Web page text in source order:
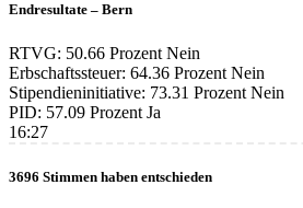
Endresultate – Bern
RTVG: 50.66 Prozent Nein
Erbschaftssteuer: 64.36 Prozent Nein
Stipendieninitiative: 73.31 Prozent Nein
PID: 57.09 Prozent Ja
16:27
3696 Stimmen haben entschieden